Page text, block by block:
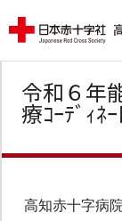
令和６年
療ｺｰﾃﾞｨﾈ
高知赤十字病